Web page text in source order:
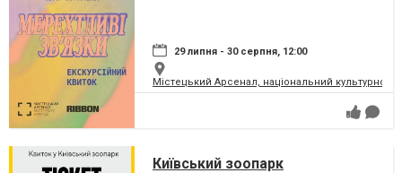
29 липня - 30 серпня, 12:00
Містецький Арсенал, національний культурно-
Київський зоопарк